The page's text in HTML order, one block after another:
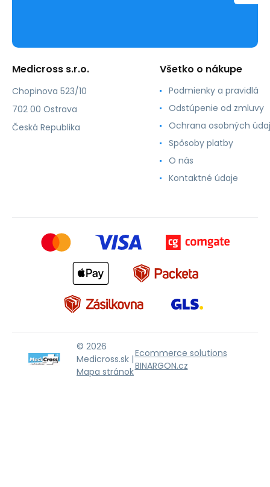
Medicross s.r.o.
Chopinova 523/10
702 00 Ostrava
Česká Republika
Všetko o nákupe
Podmienky a pravidlá
Odstúpenie od zmluvy
Ochrana osobných
Spôsoby platby
O nás
Kontaktné údaje
© 2026
Medicross.sk |
Mapa stránok
Ecommerce solutions
BINARGON.cz